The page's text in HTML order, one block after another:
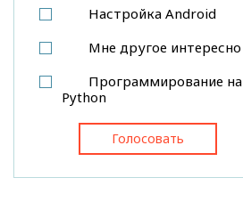
Настройка Android
Мне другое интересно
Программирование на
Python